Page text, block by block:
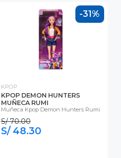
-31%
KPOP
KPOP DEMON HUNTERS
MUÑECA RUMI
Muñeca Kpop Demon Hunters Rumi
S/ 70.00
S/ 48.30